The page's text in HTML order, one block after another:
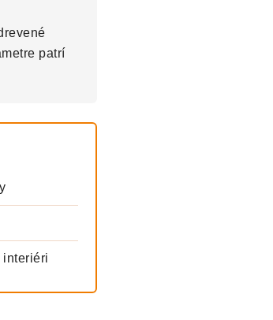
patrí
interiéri